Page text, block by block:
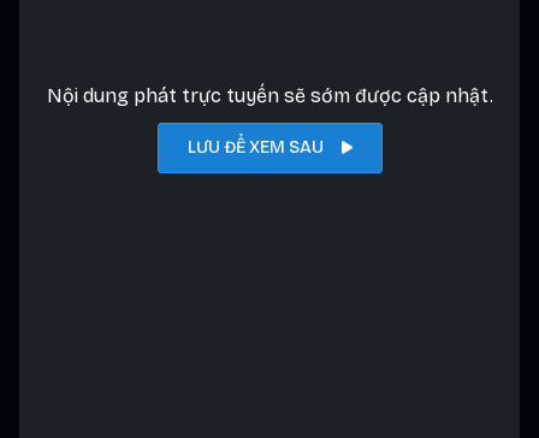
Nội dung phát trực tuyến sẽ sớm được cập nhật.
LƯU ĐỂ XEM SAU